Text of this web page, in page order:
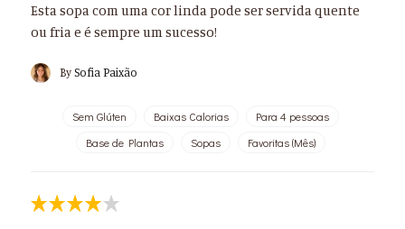
Esta sopa com uma cor linda pode ser servida quente
ou fria e é sempre um sucesso!
By Sofia Paixão
Sem Glúten Baixas Calorias
Para 4 pessoas
Base de Plantas
Sopas Favoritas (Mês)